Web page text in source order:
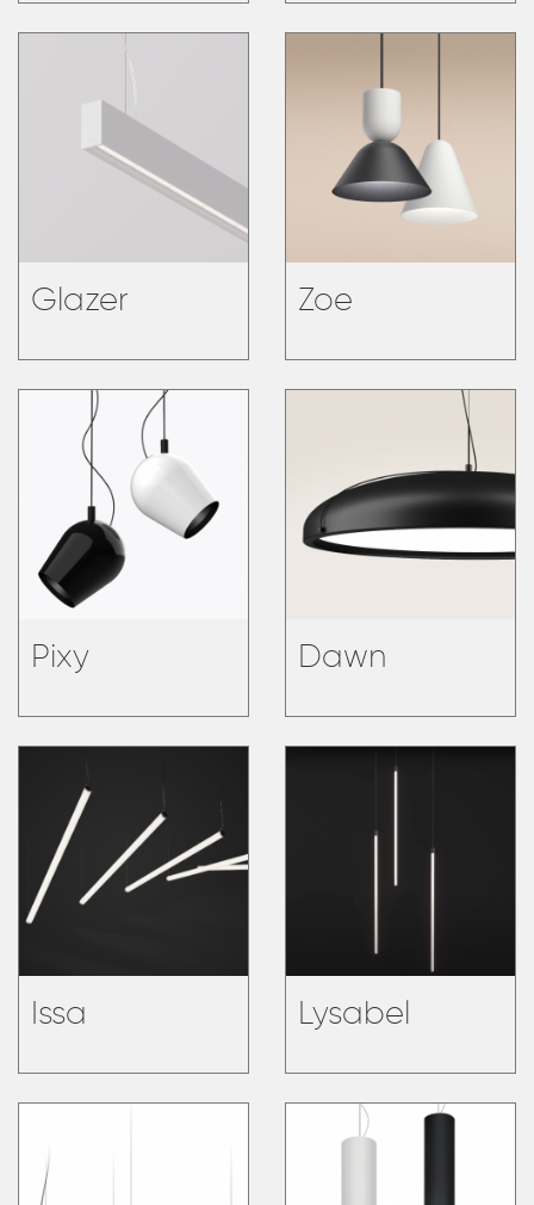
Glazer Zoe
Pixy Dawn
Issa Lysabel